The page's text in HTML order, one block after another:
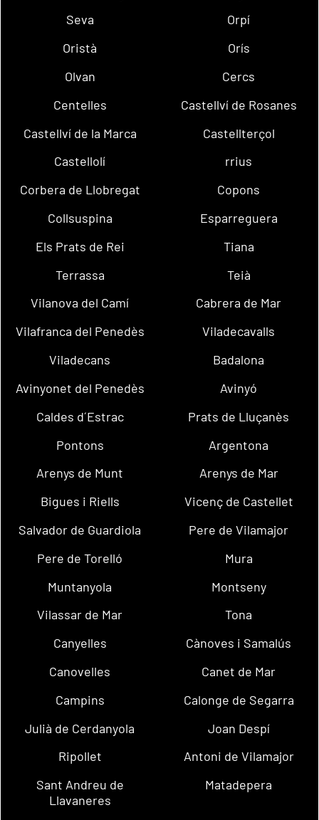
Seva
Orpí
Oristà
Orís
Olvan
Cercs
Centelles
Castellví de Rosanes
Castellví de la Marca
Castellterçol
Castellolí
rrius
Corbera de Llobregat
Copons
Collsuspina
Esparreguera
Els Prats de Rei
Tiana
Terrassa
Teià
Vilanova del Camí
Cabrera de Mar
Vilafranca del Penedès
Viladecavalls
Viladecans
Badalona
Avinyonet del Penedès
Avinyó
Caldes d´Estrac
Prats de Lluçanès
Pontons
Argentona
Arenys de Munt
Arenys de Mar
Bigues i Riells
Vicenç de Castellet
Salvador de Guardiola
Pere de Vilamajor
Pere de Torelló
Mura
Muntanyola
Montseny
Vilassar de Mar
Tona
Canyelles
Cànoves i Samalús
Canovelles
Canet de Mar
Campins
Calonge de Segarra
Julià de Cerdanyola
Joan Despí
Ripollet
Antoni de Vilamajor
Sant Andreu de
Llavaneres
Matadepera